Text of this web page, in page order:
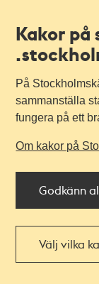
Kakor
På
sammanställa
fungera på ett
Om kakor på
Godkänn
Välj vilka